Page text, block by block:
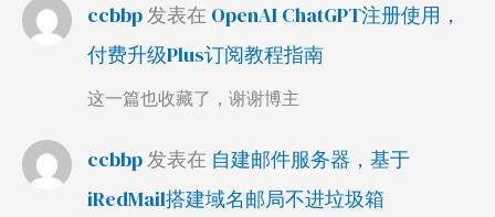
ccbbp发表在 OpenAI ChatGPT注册使用，
付费升级Plus订阅教程指南
这一篇也收藏了，谢谢博主
ccbbp发表在 自建邮件服务器，基于
iRedMail搭建域名邮局不进垃圾箱